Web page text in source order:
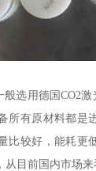
般选用德国CO2
所有原材料都是
比较好，能耗更
从目前国内市场